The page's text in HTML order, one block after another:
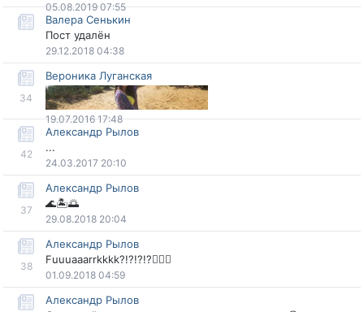
05.08.2019 07:55
алера Сенькин
Пост удалён
29.12.2018 04:38
34
ероника Луганская
19.07.2016 17:48
42
Александр Рыло
...
24.03.2017 20:10
37
Александр Рыло
🌊🏝🌅
29.08.2018 20:04
38
Александр Рыло
Fuuuaaarrkkkk?!?!?!?🤾🏻‍♂️
01.09.2018 04:59
Александр Рыло